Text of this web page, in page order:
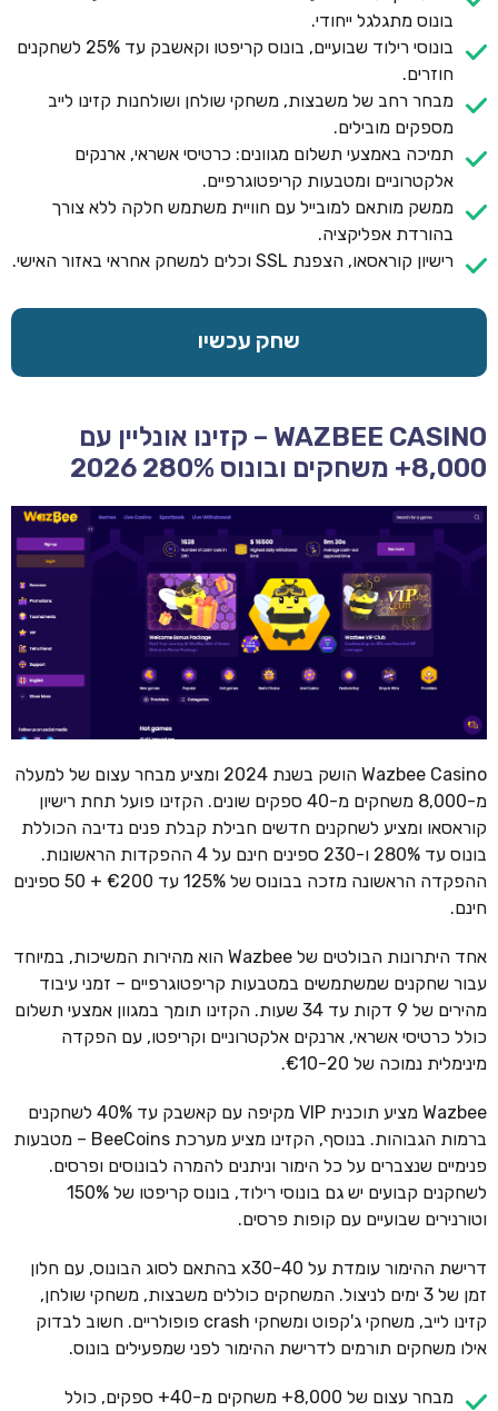
בונוס מתגלגל ייחודי.
בונוסי רילוד שבועיים, בונוס קריפטו וקאשבק עד 25% לשחקנים
חוזרים.
מבחר רחב של משבצות, משחקי שולחן ושולחנות קזינו לייב
מספקים מובילים.
תמיכה באמצעי תשלום מגוונים: כרטיסי אשראי, ארנקים
אלקטרוניים ומטבעות קריפטוגרפיים.
ממשק מותאם למובייל עם חוויית משתמש חלקה ללא צורך
בהורדת אפליקציה.
רישיון קוראסאו, הצפנת SSL וכלים למשחק אחראי באזור האישי.
שחק עכשיו
WAZBEE CASINO – קזינו אונליין עם
8,000+ משחקים ובונוס 280% 2026
Wazbee Casino הושק בשנת 2024 ומציע מבחר עצום של למעלה
מ-8,000 משחקים מ-40 ספקים שונים. הקזינו פועל תחת רישיון
קוראסאו ומציע לשחקנים חדשים חבילת קבלת פנים נדיבה הכוללת
בונוס עד 280% ו-230 ספינים חינם על 4 ההפקדות הראשונות.
ההפקדה הראשונה מזכה בבונוס של 125% עד €200 + 50 ספינים
חינם.
אחד היתרונות הבולטים של Wazbee הוא מהירות המשיכות, במיוחד
עבור שחקנים שמשתמשים במטבעות קריפטוגרפיים – זמני עיבוד
מהירים של 9 דקות עד 34 שעות. הקזינו תומך במגוון אמצעי תשלום
כולל כרטיסי אשראי, ארנקים אלקטרוניים וקריפטו, עם הפקדה
מינימלית נמוכה של €10-20.
Wazbee מציע תוכנית VIP מקיפה עם קאשבק עד 40% לשחקנים
ברמות הגבוהות. בנוסף, הקזינו מציע מערכת BeeCoins – מטבעות
פנימיים שנצברים על כל הימור וניתנים להמרה לבונוסים ופרסים.
לשחקנים קבועים יש גם בונוסי רילוד, בונוס קריפטו של 150%
וטורנירים שבועיים עם קופות פרסים.
דרישת ההימור עומדת על x30-40 בהתאם לסוג הבונוס, עם חלון
זמן של 3 ימים לניצול. המשחקים כוללים משבצות, משחקי שולחן,
קזינו לייב, משחקי ג'קפוט ומשחקי crash פופולריים. חשוב לבדוק
אילו משחקים תורמים לדרישת ההימור לפני שמפעילים בונוס.
מבחר עצום של 8,000+ משחקים מ-40+ ספקים, כולל